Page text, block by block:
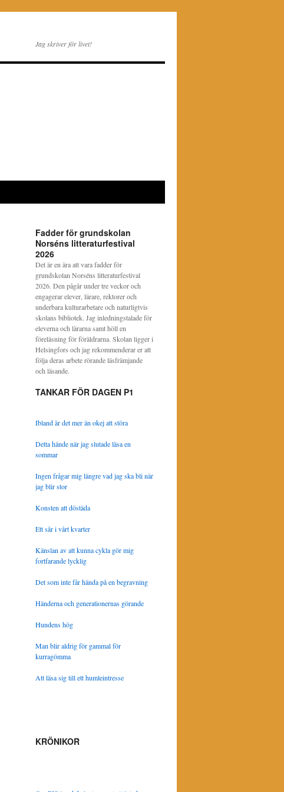
Jag skriver för livet!
Fadder för grundskolan
Norséns litteraturfestival
2026
Det är en ära att vara fadder för
grundskolan Norséns litteraturfestival
2026. Den pågår under tre veckor och
engagerar elever, lärare, rektorer och
underbara kulturarbetare och naturligtvis
skolans bibliotek. Jag inledningstalade för
eleverna och lärarna samt höll en
föreläsning för föräldrarna. Skolan ligger i
Helsingfors och jag rekommenderar er att
följa deras arbete rörande läsfrämjande
och läsande.
TANKAR FÖR DAGEN P1
Ibland är det mer än okej att störa
Detta hände när jag slutade läsa en
sommar
Ingen frågar mig längre vad jag ska bli när
jag blir stor
Konsten att döstäda
Ett sår i vårt kvarter
Känslan av att kunna cykla gör mig
fortfarande lycklig
Det som inte får hända på en begravning
Händerna och generationernas görande
Hundens hög
Man blir aldrig för gammal för
kurragömma
Att läsa sig till ett humleintresse
KRÖNIKOR